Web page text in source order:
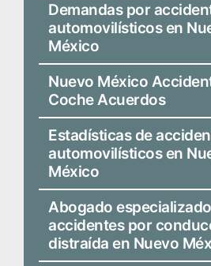
Demandas por
automovilísticos en
México
Nuevo México
Coche Acuerdos
Estadísticas de
automovilísticos en
México
Abogado
accidentes por
distraída en Nuevo